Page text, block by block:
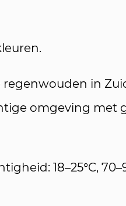
in
omgeving met
18–25°C,